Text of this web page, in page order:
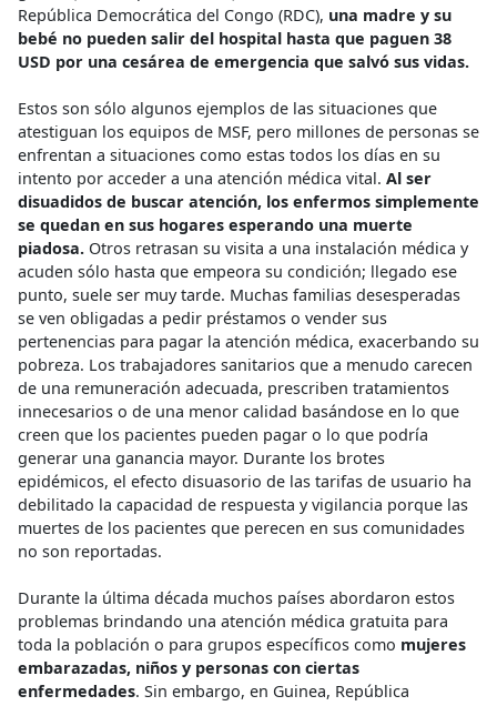
República Democrática del Congo (RDC), una madre y su
bebé no pueden salir del hospital hasta que paguen 38
USD por una cesárea de emergencia que salvó sus vidas.
Estos son sólo algunos ejemplos de las situaciones que
atestiguan los equipos de MSF, pero millones de personas se
enfrentan a situaciones como estas todos los días en su
intento por acceder a una atención médica vital. Al ser
disuadidos de buscar atención, los enfermos simplemente
se quedan en sus hogares esperando una muerte
piadosa. Otros retrasan su visita a una instalación médica y
acuden sólo hasta que empeora su condición; llegado ese
punto, suele ser muy tarde. Muchas familias desesperadas
se ven obligadas a pedir préstamos o vender sus
pertenencias para pagar la atención médica, exacerbando su
pobreza. Los trabajadores sanitarios que a menudo carecen
de una remuneración adecuada, prescriben tratamientos
innecesarios o de una menor calidad basándose en lo que
creen que los pacientes pueden pagar o lo que podría
generar una ganancia mayor. Durante los brotes
epidémicos, el efecto disuasorio de las tarifas de usuario ha
debilitado la capacidad de respuesta y vigilancia porque las
muertes de los pacientes que perecen en sus comunidades
no son reportadas.
Durante la última década muchos países abordaron estos
problemas brindando una atención médica gratuita para
toda la población o para grupos específicos como mujeres
embarazadas, niños y personas con ciertas
enfermedades. Sin embargo, en Guinea, República